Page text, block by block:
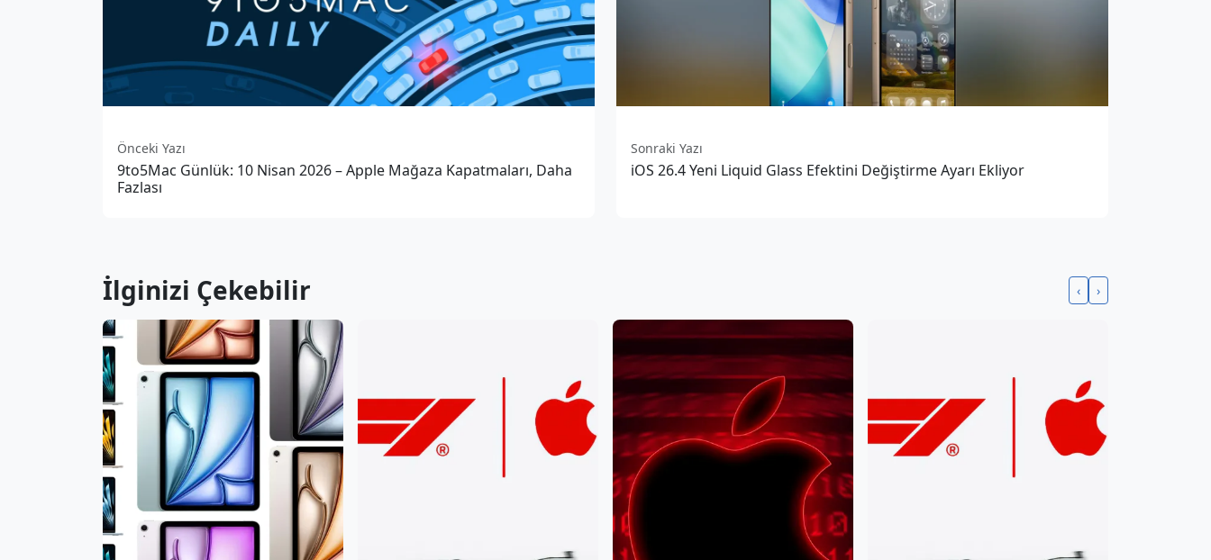
Önceki Yazı
9to5Mac Günlük: 10 Nisan 2026 – Apple Mağaza Kapatmaları, Daha
Fazlası
Sonraki Yazı
iOS 26.4 Yeni Liquid Glass Efektini Değiştirme Ayarı Ekliyor
İlginizi Çekebilir ‹ ›